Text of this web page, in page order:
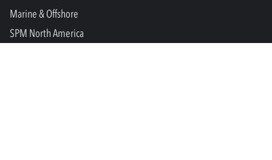
Marine & Offshore
SPM North America